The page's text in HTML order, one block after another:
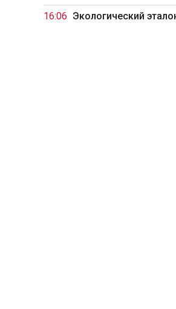
16:06 Экологический